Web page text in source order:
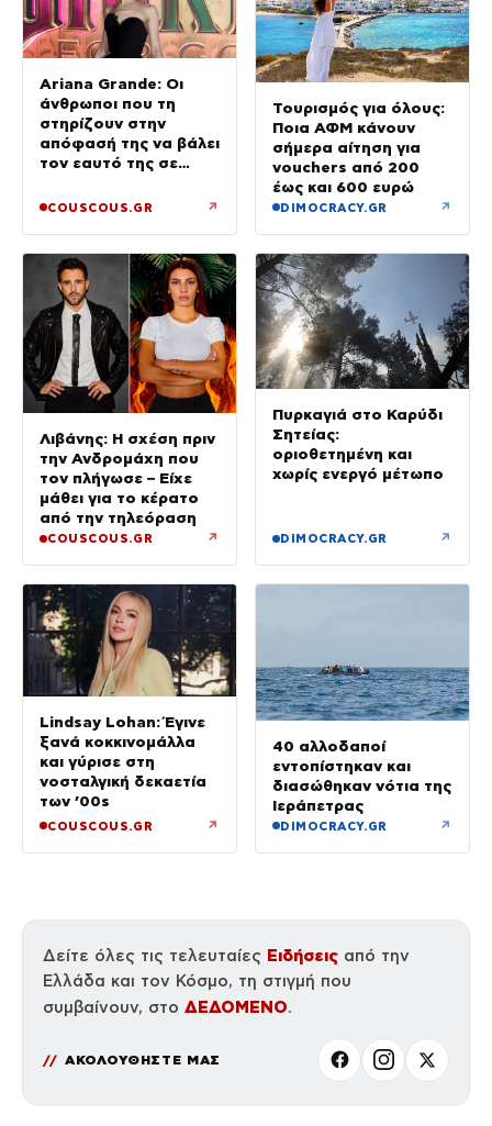
Ariana Grande: Οι
άνθρωποι που τη
στηρίζουν στην
απόφασή της να βάλει
τον εαυτό της σε
COUSCOUS.GR ↗
Τουρισμός για όλους:
Ποια ΑΦΜ κάνουν
σήμερα αίτηση για
vouchers από 200
έως και 600 ευρώ
DIMOCRACY.GR ↗
Λιβάνης: Η σχέση πριν
την Ανδρομάχη που
τον πλήγωσε – Είχε
μάθει για το κέρατο
από την τηλεόραση
COUSCOUS.GR ↗
Πυρκαγιά στο Καρύδι
Σητείας:
οριοθετημένη και
χωρίς ενεργό μέτωπο
DIMOCRACY.GR ↗
Lindsay Lohan: Έγινε
ξανά κοκκινομάλλα
και γύρισε στη
νοσταλγική δεκαετία
των ’00s
COUSCOUS.GR ↗
40 αλλοδαποί
εντοπίστηκαν και
διασώθηκαν νότια της
Ιεράπετρας
DIMOCRACY.GR ↗
Δείτε όλες τις τελευταίες Ειδήσεις από την
Ελλάδα και τον Κόσμο, τη στιγμή που
συμβαίνουν, στο ΔΕΔΟΜΕΝΟ.
ΑΚΟΛΟΥΘΗΣΤΕ ΜΑΣ